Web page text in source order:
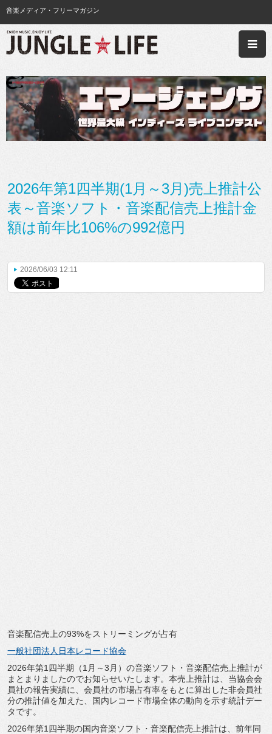
音楽メディア・フリーマガジン
2026年第1四半期(1月～3月)売上推計公
表～音楽ソフト・音楽配信売上推計金
額は前年比106%の992億円
2026/06/03 12:11
音楽配信売上の93%をストリーミングが占有
一般社団法人日本レコード協会
2026年第1四半期（1月～3月）の音楽ソフト・ 音楽配信売上推計が
まとまりましたのでお知らせいたします。 本売上推計は、当協会会
員社の報告実績に、 会員社の市場占有率をもとに算出した非会員社
分の推計値を加えた 、国内レコード市場全体の動向を示す統計デー
タです。
2026年第1四半期の国内音楽ソフト・音楽配信売上推計は、 前年同